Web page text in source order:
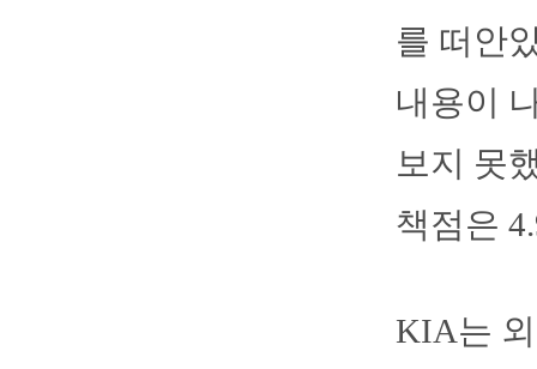
를 떠안
내용이
보지 못
책점은
KIA는